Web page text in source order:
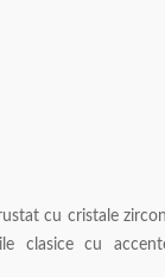
cu cristale
clasice cu